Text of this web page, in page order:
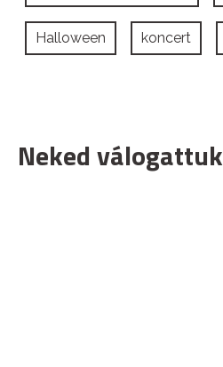
Halloween koncert
Neked válogattuk